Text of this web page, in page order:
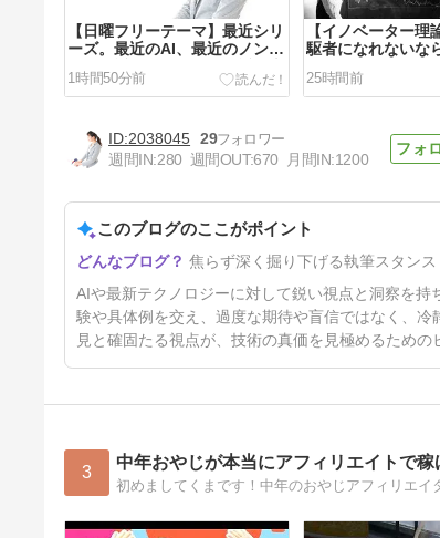
【日曜フリーテーマ】最近シリ
ーズ。最近のAI、最近のノンア
津川
1時間50分前
【イノベーター理
駆者になれないな
fable5をもっと早
ばよかったという
25時間前
【AIの早とちり】自分がやった
ことがないことをAIに依頼する
ったまま進むかも
4日前
2038045 29
週間IN:280 週間OUT:670 月間IN:1200
このブログのここがポイント
焦らず深く掘り下げる執筆スタンス
AIや最新テクノロジーに対して鋭い視点と洞察を
験や具体例を交え、過度な期待や盲信ではなく、
見と確固たる視点が、技術の真価を見極めるための
3 中年おやじが本当にアフィリエイトで